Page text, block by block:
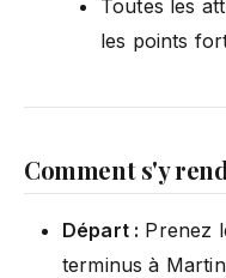
Toutes les
les points
Comment s'y
Départ : Prenez
terminus à